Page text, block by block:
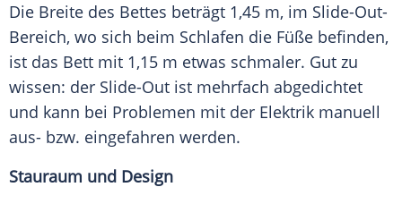
Die Breite des Bettes beträgt 1,45 m, im Slide-Out-
Bereich, wo sich beim Schlafen die Füße befinden,
ist das Bett mit 1,15 m etwas schmaler. Gut zu
wissen: der Slide-Out ist mehrfach abgedichtet
und kann bei Problemen mit der Elektrik manuell
aus- bzw. eingefahren werden.
Stauraum und Design